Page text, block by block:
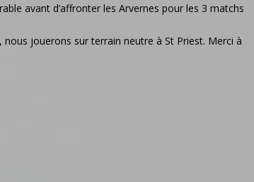
avant d’affronter les Arvernes pour les 3 matchs
jouerons sur terrain neutre à St Priest. Merci à